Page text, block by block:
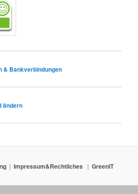
& Bankverbindungen
ändern
Impressum&Rechtliches GreenIT